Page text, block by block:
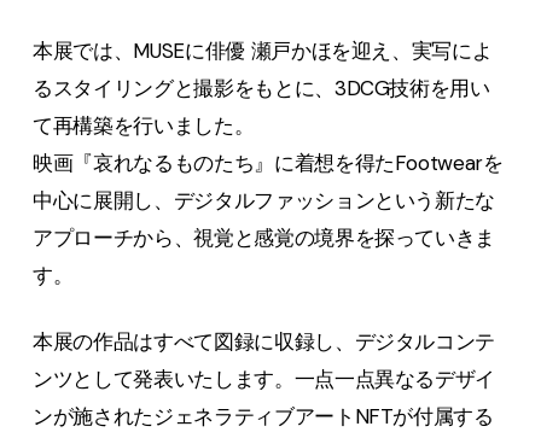
本展では、MUSEに俳優 瀬戸かほを迎え、実写によ
るスタイリングと撮影をもとに、3DCG技術を用い
て再構築を行いました。
映画『哀れなるものたち』に着想を得たFootwearを
中心に展開し、デジタルファッションという新たな
アプローチから、視覚と感覚の境界を探っていきま
す。
本展の作品はすべて図録に収録し、デジタルコンテ
ンツとして発表いたします。一点一点異なるデザイ
ンが施されたジェネラティブアートNFTが付属する